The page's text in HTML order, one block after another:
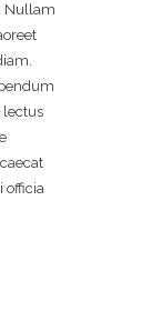
Nullam
lectus
officia